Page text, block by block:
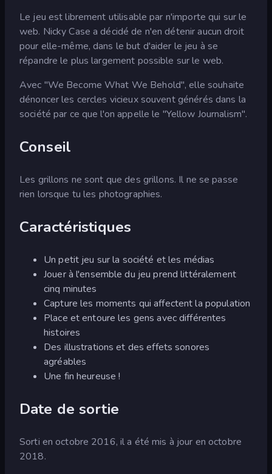
Le jeu est librement utilisable par n'importe qui sur le
web. Nicky Case a décidé de n'en détenir aucun droit
pour elle-même, dans le but d'aider le jeu à se
répandre le plus largement possible sur le web.
Avec "We Become What We Behold", elle souhaite
dénoncer les cercles vicieux souvent générés dans la
société par ce que l'on appelle le "Yellow Journalism".
Conseil
Les grillons ne sont que des grillons. Il ne se passe
rien lorsque tu les photographies.
Caractéristiques
Un petit jeu sur la société et les médias
Jouer à l'ensemble du jeu prend littéralement
cinq minutes
Capture les moments qui affectent la population
Place et entoure les gens avec différentes
histoires
Des illustrations et des effets sonores
agréables
Une fin heureuse !
Date de sortie
Sorti en octobre 2016, il a été mis à jour en octobre
2018.